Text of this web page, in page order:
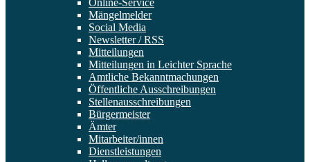
Online-Service
Mängelmelder
Social Media
Newsletter / RSS
Mitteilungen
Mitteilungen in Leichter Sprache
Amtliche Bekanntmachungen
Öffentliche Ausschreibungen
Stellenausschreibungen
Bürgermeister
Ämter
Mitarbeiter/innen
Dienstleistungen